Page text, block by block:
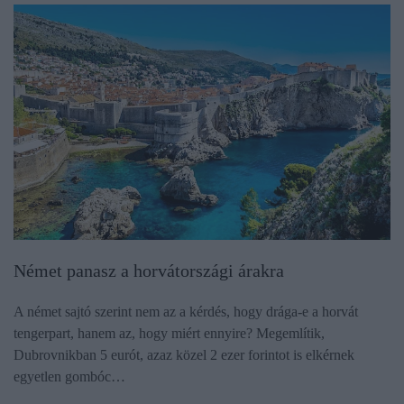
Német panasz a horvátországi árakra
A német sajtó szerint nem az a kérdés, hogy drága-e a horvát
tengerpart, hanem az, hogy miért ennyire? Megemlítik,
Dubrovnikban 5 eurót, azaz közel 2 ezer forintot is elkérnek
egyetlen gombóc…